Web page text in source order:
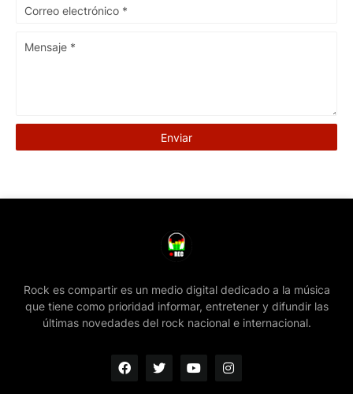
Rock es compartir es un medio digital dedicado a la música
que tiene como prioridad informar, entretener y difundir las
últimas novedades del rock nacional e internacional.